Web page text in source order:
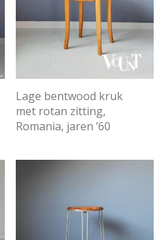
Lage bentwood kruk
met rotan zitting,
Romania, jaren ’60